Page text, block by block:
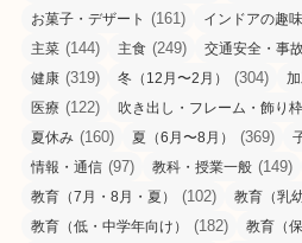
お菓子・デザート (161) インドアの趣味
主菜 (144) 主食 (249) 交通安全・事故
健康 (319) 冬（12月〜2月） (304)
医療 (122) 吹き出し・フレーム・飾り
夏休み (160) 夏（6月〜8月） (369)
情報・通信 (97) 教科・授業一般 (149)
教育（7月・8月・夏） (102) 教育（乳
教育（低・中学年向け） (182) 教育（